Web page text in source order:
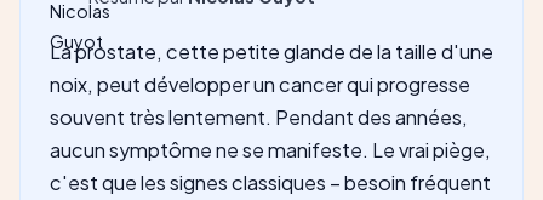
La prostate, cette petite glande de la taille d'une
noix, peut développer un cancer qui progresse
souvent très lentement. Pendant des années,
aucun symptôme ne se manifeste. Le vrai piège,
c'est que les signes classiques – besoin fréquent